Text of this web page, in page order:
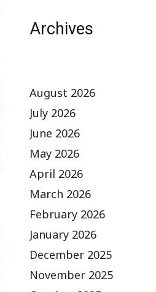
Archives
August 2026
July 2026
June 2026
May 2026
April 2026
March 2026
February 2026
January 2026
December 2025
November 2025